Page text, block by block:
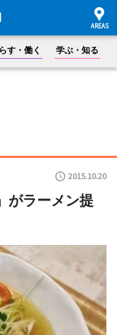
す・働く 学ぶ・知る
2015.10.20
がラーメン提